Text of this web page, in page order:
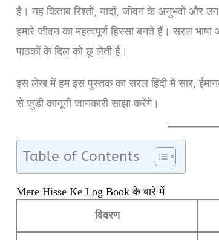
है। यह किताब रिश्तों, यादों, जीवन के अनुभवों और उन
हमारे जीवन का महत्वपूर्ण हिस्सा बनते हैं। सरल
पाठकों के दिल को छू लेती है।
इस लेख में हम इस पुस्तक का सरल हिंदी में सार,
से जुड़ी कानूनी जानकारी साझा करेंगे।
Table of Contents
Mere Hisse Ke Log Book के बारे में
विवरण